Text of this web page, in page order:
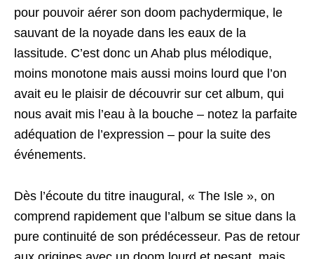
pour pouvoir aérer son doom pachydermique, le
sauvant de la noyade dans les eaux de la
lassitude. C’est donc un Ahab plus mélodique,
moins monotone mais aussi moins lourd que l’on
avait eu le plaisir de découvrir sur cet album, qui
nous avait mis l’eau à la bouche – notez la parfaite
adéquation de l’expression – pour la suite des
événements.
Dès l’écoute du titre inaugural, « The Isle », on
comprend rapidement que l’album se situe dans la
pure continuité de son prédécesseur. Pas de retour